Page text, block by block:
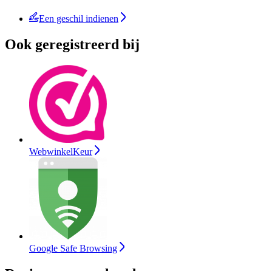
Een geschil indienen
Ook geregistreerd bij
WebwinkelKeur
Google Safe Browsing